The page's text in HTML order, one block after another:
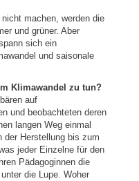
machen, werden die
und grüner. Aber
sich ein
und saisonale
Klimawandel zu tun?
auf
und beobachteten deren
langen Weg einmal
der Herstellung bis zum
jeder Einzelne für den
Pädagoginnen die
die Lupe. Woher